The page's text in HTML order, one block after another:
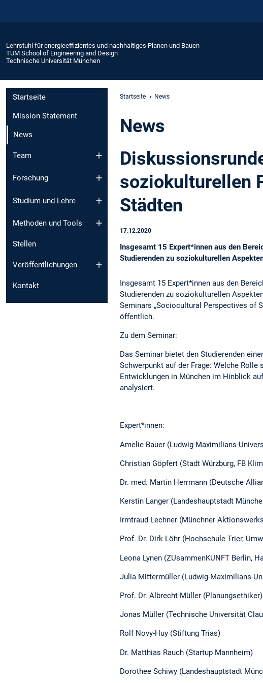
Lehrstuhl für energieeffizientes und nachhaltiges Planen und Bauen
TUM School of Engineering and Design
Technische Universität München
Startseite
Mission Statement
News
Team
Forschung
Studium und Lehre
Methoden und Tools
Stellen
Veröffentlichungen
Kontakt
Startseite News
News
soziokulturellen
Städten
17.12.2020
Insgesamt 15 Expert*innen aus den
Studierenden zu soziokulturellen
Insgesamt 15 Expert*innen aus den
Studierenden zu soziokulturellen
Seminars „Sociocultural Perspectives of
öffentlich.
Zu dem Seminar:
Das Seminar bietet den Studierenden
Schwerpunkt auf der Frage: Welche
Entwicklungen in München im Hinblick
analysiert.
Expert*innen:
Amelie Bauer (Ludwig-Maximilians-
Christian Göpfert (Stadt Würzburg, FB
Dr. med. Martin Herrmann (Deutsche
Kerstin Langer (Landeshauptstadt
Irmtraud Lechner (Münchner
Prof. Dr. Dirk Löhr (Hochschule Trier,
Leona Lynen (ZUsammenKUNFT Berlin,
Julia Mittermüller (Ludwig-Maximilians-
Prof. Dr. Albrecht Müller (Planungsethiker)
Jonas Müller (Technische Universität
Rolf Novy-Huy (Stiftung Trias)
Dr. Matthias Rauch (Startup Mannheim)
Dorothee Schiwy (Landeshauptstadt